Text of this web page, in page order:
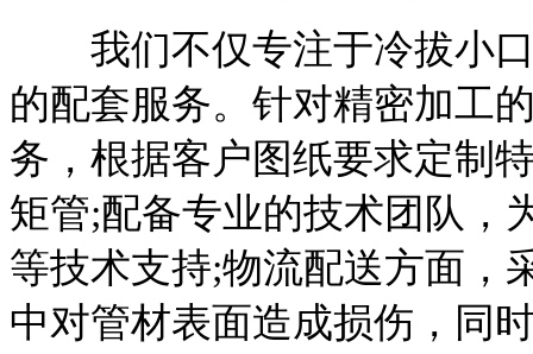
我们不仅专注于冷拔小口
的配套服务。针对精密加工
务，根据客户图纸要求定制
矩管;配备专业的技术团队，
等技术支持;物流配送方面，
中对管材表面造成损伤，同